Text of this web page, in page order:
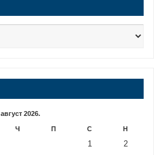
август 2026.
Ч П С Н
1
2